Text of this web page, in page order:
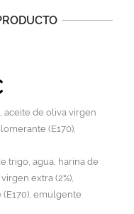
aceite de oliva virgen
(E170),
trigo, agua, harina de
extra (2%),
emulgente